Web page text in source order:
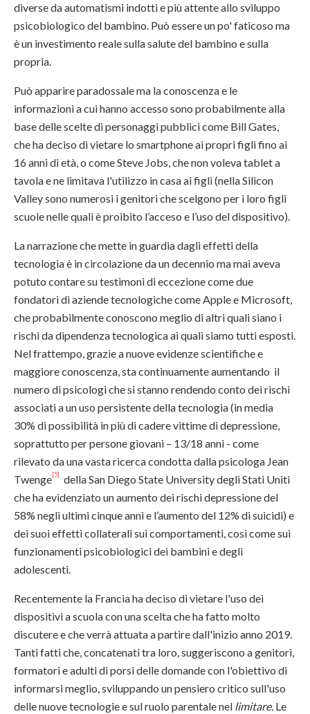
diverse da automatismi indotti e più attente allo sviluppo
psicobiologico del bambino. Può essere un po' faticoso ma
è un investimento reale sulla salute del bambino e sulla
propria.
Può apparire paradossale ma la conoscenza e le
informazioni a cui hanno accesso sono probabilmente alla
base delle scelte di personaggi pubblici come Bill Gates,
che ha deciso di vietare lo smartphone ai propri figli fino ai
16 anni di età, o come Steve Jobs, che non voleva tablet a
tavola e ne limitava l'utilizzo in casa ai figli (nella Silicon
Valley sono numerosi i genitori che scelgono per i loro figli
scuole nelle quali è proibito l’acceso e l’uso del dispositivo).
La narrazione che mette in guardia dagli effetti della
tecnologia è in circolazione da un decennio ma mai aveva
potuto contare su testimoni di eccezione come due
fondatori di aziende tecnologiche come Apple e Microsoft,
che probabilmente conoscono meglio di altri quali siano i
rischi da dipendenza tecnologica ai quali siamo tutti esposti.
Nel frattempo, grazie a nuove evidenze scientifiche e
maggiore conoscenza, sta continuamente aumentando il
numero di psicologi che si stanno rendendo conto dei rischi
associati a un uso persistente della tecnologia (in media
30% di possibilità in più di cadere vittime di depressione,
soprattutto per persone giovani – 13/18 anni - come
rilevato da una vasta ricerca condotta dalla psicologa Jean
Twenge[5]
della San Diego State University degli Stati Uniti
che ha evidenziato un aumento dei rischi depressione del
58% negli ultimi cinque anni e l’aumento del 12% di suicidi) e
dei suoi effetti collaterali sui comportamenti, così come sui
funzionamenti psicobiologici dei bambini e degli
adolescenti.
Recentemente la Francia ha deciso di vietare l'uso dei
dispositivi a scuola con una scelta che ha fatto molto
discutere e che verrà attuata a partire dall'inizio anno 2019.
Tanti fatti che, concatenati tra loro, suggeriscono a genitori,
formatori e adulti di porsi delle domande con l'obiettivo di
informarsi meglio, sviluppando un pensiero critico sull'uso
delle nuove tecnologie e sul ruolo parentale nel limitare. Le